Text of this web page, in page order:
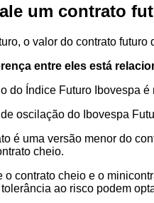
um contrato
o valor do contrato futuro
entre eles está
do Índice Futuro Ibovespa
oscilação do Ibovespa
é uma versão menor do
cheio.
o contrato cheio e o
ao risco podem